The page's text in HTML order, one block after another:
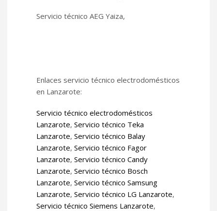
Servicio técnico AEG Yaiza,
Enlaces servicio técnico electrodomésticos
en Lanzarote:
Servicio técnico electrodomésticos
Lanzarote, Servicio técnico Teka
Lanzarote, Servicio técnico Balay
Lanzarote, Servicio técnico Fagor
Lanzarote, Servicio técnico Candy
Lanzarote, Servicio técnico Bosch
Lanzarote, Servicio técnico Samsung
Lanzarote, Servicio técnico LG Lanzarote,
Servicio técnico Siemens Lanzarote,